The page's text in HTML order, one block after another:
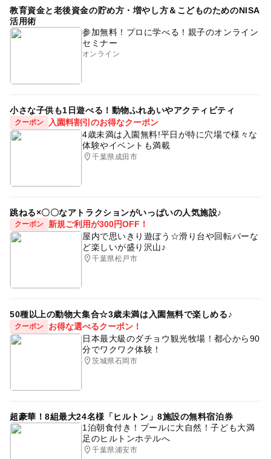
教育資金と老後資金の貯め方・増やし方＆こどものためのNISA
活用術
参加無料！プロに学べる！親子のオンライン
セミナー
オンライン
小さな子供も1日遊べる！動物ふれあいやアクティビティ
クーポン
入園料割引のお得なクーポン
4歳未満は入園無料!平日が特に穴場で様々な
体験やイベントも満載
千葉県成田市
跳ねる×〇〇なアトラクションがいっぱいの人気施設♪
クーポン 新規ご利用が300円OFF！
屋内で思いきり遊ぼう☆滑り台や回転バーな
ど楽しいが盛り沢山♪
千葉県松戸市
50種以上の動物大集合☆3歳未満は入園無料で楽しめる♪
クーポン
お得な選べるクーポン！
日本最大級のダチョウ観光牧場！都心から90
分でワクワク体験！
茨城県石岡市
超豪華！8組最大24名様「ヒルトン」8施設の無料宿泊券
1泊朝食付き！プールに大自然！子ども大満
足のヒルトンホテルへ
千葉県浦安市